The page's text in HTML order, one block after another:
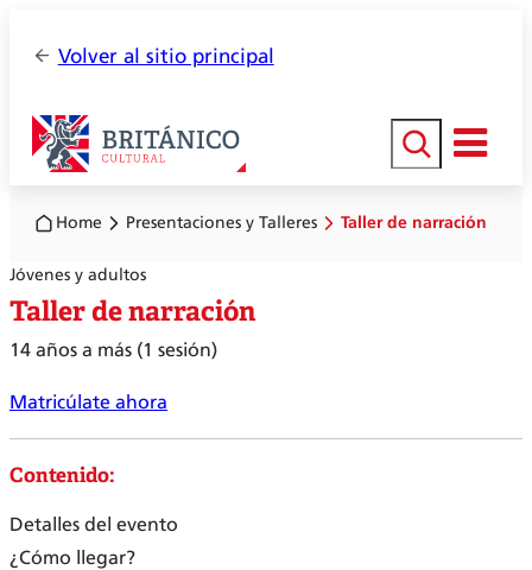
Volver al sitio principal
Buscar
Home Presentaciones y Talleres Taller de narración
Jóvenes y adultos
Taller de narración
14 años a más (1 sesión)
Matricúlate ahora
Contenido:
Detalles del evento
¿Cómo llegar?